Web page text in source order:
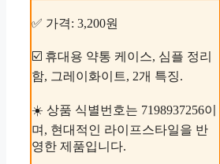
✅ 가격: 3,200원
☑️ 휴대용 약통 케이스, 심플 정리
함, 그레이화이트, 2개 특징.
☀️ 상품 식별번호는 7198937256이
며, 현대적인 라이프스타일을 반
영한 제품입니다.